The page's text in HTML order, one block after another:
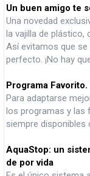
Un buen amigo te
Una novedad
la vajilla de plástico,
Así evitamos que
perfecto. ¡No hay
Programa
Para adaptarse
los programas y las
siempre disponibles
AquaStop: un
de por vida